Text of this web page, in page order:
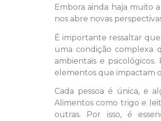
Embora ainda haja muito
nos abre novas
É importante ressaltar
uma condição complexa
ambientais e
elementos que impactam
Cada pessoa é única, e
Alimentos como trigo e
outras. Por isso, é